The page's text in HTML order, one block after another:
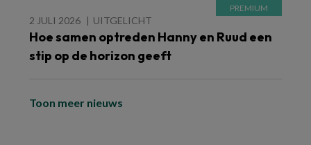
2 JULI 2026 UITGELICHT
Hoe samen optreden Hanny en Ruud een
stip op de horizon geeft
Toon meer nieuws